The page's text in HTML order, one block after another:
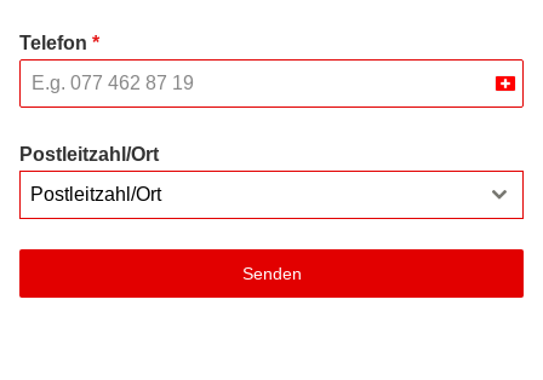
Telefon *
Postleitzahl/Ort
Postleitzahl/Ort
Senden